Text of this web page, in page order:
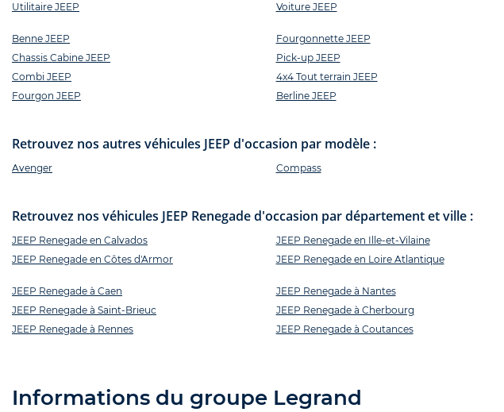
Utilitaire JEEP Voiture JEEP
Benne JEEP
Chassis Cabine JEEP
Combi JEEP
Fourgon JEEP
Fourgonnette JEEP
Pick-up JEEP
4x4 Tout terrain JEEP
Berline JEEP
Retrouvez nos autres véhicules JEEP d'occasion par modèle :
Avenger Compass
Retrouvez nos véhicules JEEP Renegade d'occasion par département et ville :
JEEP Renegade en Calvados
JEEP Renegade en Côtes d'Armor
JEEP Renegade en Ille-et-Vilaine
JEEP Renegade en Loire Atlantique
JEEP Renegade à Caen
JEEP Renegade à Saint-Brieuc
JEEP Renegade à Rennes
JEEP Renegade à Nantes
JEEP Renegade à Cherbourg
JEEP Renegade à Coutances
Informations du groupe Legrand